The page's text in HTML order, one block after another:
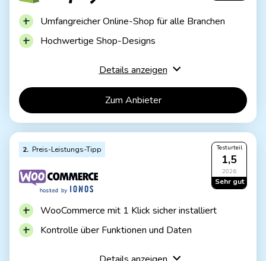
Umfangreicher Online-Shop für alle Branchen
Hochwertige Shop-Designs
Komfortable Bestellabwicklung
Erweiterungen oft kostenpflichtig
Shopify Basic
Online-Shop und weitere Vertriebskanäle
Sichere Zahlungen
ab 27€ / Monat
Details anzeigen
Zum Anbieter
2 Preis-Leistungs-Tipp Testurteil
1,5
2026
Sehr gut
WooCommerce mit 1 Klick sicher installiert
Kontrolle über Funktionen und Daten